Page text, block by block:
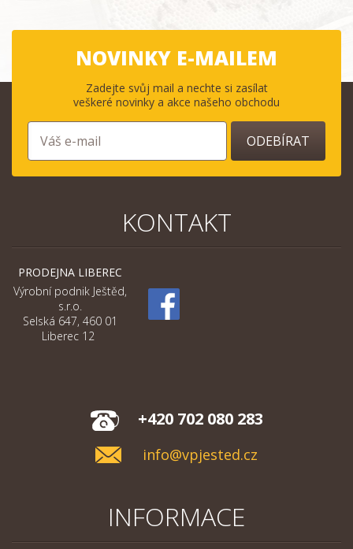
NOVINKY E-MAILEM
Zadejte svůj mail a nechte si zasílat
veškeré novinky a akce našeho obchodu
ODEBÍRAT
KONTAKT
PRODEJNA LIBEREC
Výrobní podnik Ještěd,
s.r.o.
Selská 647, 460 01
Liberec 12
+420 702 080 283
info@vpjested.cz
INFORMACE